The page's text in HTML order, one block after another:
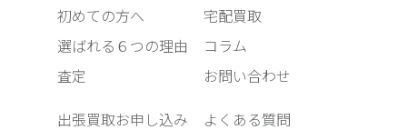
初めての方へ
選ばれる６つの理由
査定
宅配買取
コラム
お問い合わせ
出張買取お申し込み
よくある質問